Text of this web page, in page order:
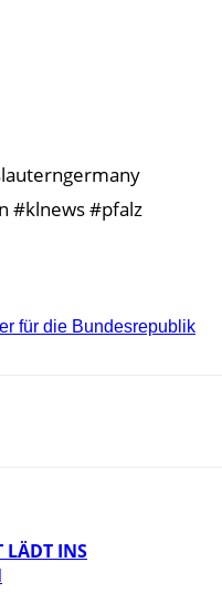
#klnews #pfalz
für die Bundesrepublik
LÄDT INS